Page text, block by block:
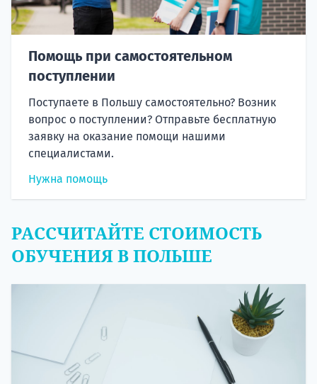
Помощь при самостоятельном
поступлении
Поступаете в Польшу самостоятельно? Возник
вопрос о поступлении? Отправьте бесплатную
заявку на оказание помощи нашими
специалистами.
Нужна помощь
РАССЧИТАЙТЕ СТОИМОСТЬ
ОБУЧЕНИЯ В ПОЛЬШЕ